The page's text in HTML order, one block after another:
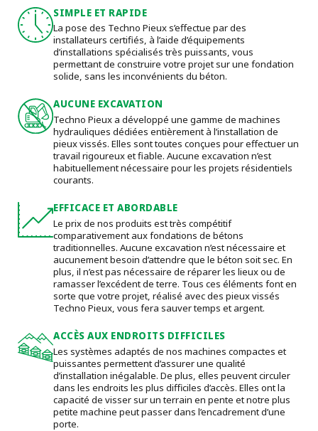
SIMPLE ET RAPIDE
La pose des Techno Pieux s’effectue par des
installateurs certifiés, à l’aide d’équipements
d’installations spécialisés très puissants, vous
permettant de construire votre projet sur une fondation
solide, sans les inconvénients du béton.
AUCUNE EXCAVATION
Techno Pieux a développé une gamme de machines
hydrauliques dédiées entièrement à l’installation de
pieux vissés. Elles sont toutes conçues pour effectuer un
travail rigoureux et fiable. Aucune excavation n’est
habituellement nécessaire pour les projets résidentiels
courants.
EFFICACE ET ABORDABLE
Le prix de nos produits est très compétitif
comparativement aux fondations de bétons
traditionnelles. Aucune excavation n’est nécessaire et
aucunement besoin d’attendre que le béton soit sec. En
plus, il n’est pas nécessaire de réparer les lieux ou de
ramasser l’excédent de terre. Tous ces éléments font en
sorte que votre projet, réalisé avec des pieux vissés
Techno Pieux, vous fera sauver temps et argent.
ACCÈS AUX ENDROITS DIFFICILES
Les systèmes adaptés de nos machines compactes et
puissantes permettent d’assurer une qualité
d’installation inégalable. De plus, elles peuvent circuler
dans les endroits les plus difficiles d’accès. Elles ont la
capacité de visser sur un terrain en pente et notre plus
petite machine peut passer dans l’encadrement d’une
porte.